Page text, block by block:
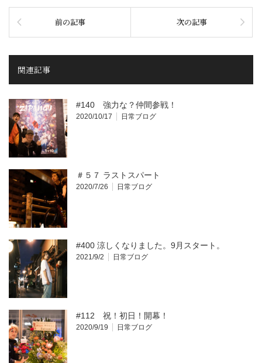
前の記事 次の記事
関連記事
#140 強力な？仲間参戦！
2020/10/17 日常ブログ
＃５７ ラストスパート
2020/7/26 日常ブログ
#400 涼しくなりました。9月スタート。
2021/9/2 日常ブログ
#112 祝！初日！開幕！
2020/9/19 日常ブログ